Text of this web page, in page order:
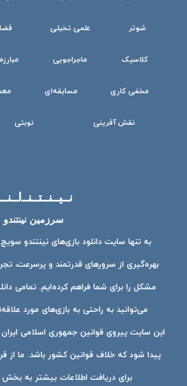
شوتر علمی تخیلی
کلاسیک ماجراجویی
مخفی کاری مسابقه‌ای
نقش آفرینی نوبتی
سرزمین نینتندو
به تنها سایت دانلود بازی‌های نینتندو
بهره‌گیری از سرورهای قدرتمند و پرسرعت،
مشکل را برای شما فراهم کرده‌ایم. تمامی
می‌توانید به راحتی به بازی‌های مورد
این سایت پیروی قوانین جمهوری اسلامی
پیدا شود که خلاف قوانین کشور باشد. ما از
برای دریافت اطلاعات بیشتر به بخش